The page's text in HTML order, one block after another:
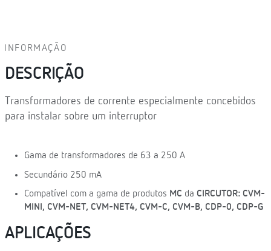
INFORMAÇÃO
DESCRIÇÃO
Transformadores de corrente especialmente concebidos
para instalar sobre um interruptor
Gama de transformadores de 63 a 250 A
Secundário 250 mA
Compatível com a gama de produtos MC da CIRCUTOR: CVM-
MINI, CVM-NET, CVM-NET4, CVM-C, CVM-B, CDP-0, CDP-G
APLICAÇÕES